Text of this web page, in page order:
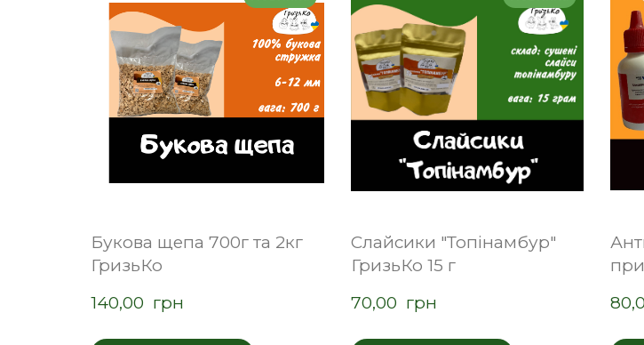
Букова щепа 700г та 2кг
ГризьКо
140,00  грн
Слайсики "Топінамбур"
ГризьКо 15 г
70,00  грн